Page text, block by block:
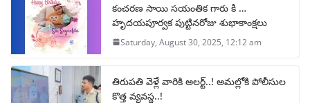
కంచరణ సాయి సయంతిక గారు కి …
హృదయపూర్వక పుట్టినరోజు శుభాకాంక్షలు
Saturday, August 30, 2025, 12:12 am
తిరుపతి వెళ్లే వారికి అలర్ట్..! అమల్లోకి పోలీసుల
కొత్త వ్యవస్థ..!